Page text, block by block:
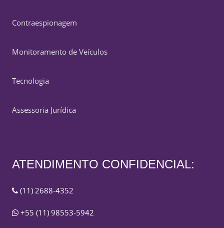
Contraespionagem
Monitoramento de Veículos
Tecnologia
Assessoria Jurídica
ATENDIMENTO CONFIDENCIAL:
(11) 2688-4352
+55 (11) 98553-5942